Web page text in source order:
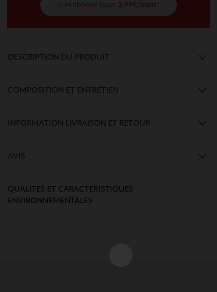
je m'abonne pour 3,99€/mois*
DESCRIPTION DU PRODUIT
COMPOSITION ET ENTRETIEN
INFORMATION LIVRAISON ET RETOUR
AVIS
QUALITES ET CARACTERISTIQUES
ENVIRONNEMENTALES